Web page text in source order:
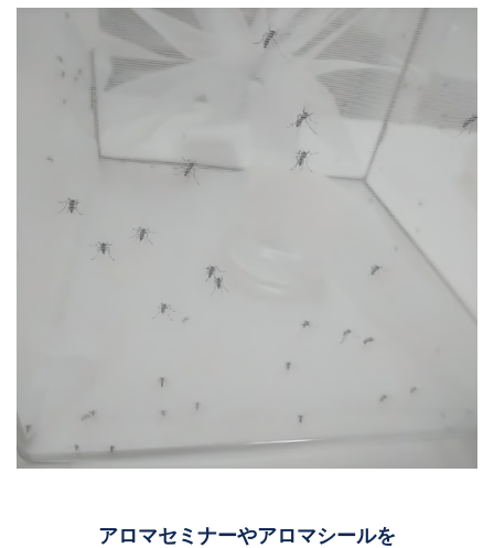
アロマセミナーやアロマシールを